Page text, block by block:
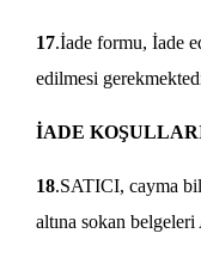
17.İade formu, İade
edilmesi
İADE
18.SATICI, cayma
altına sokan